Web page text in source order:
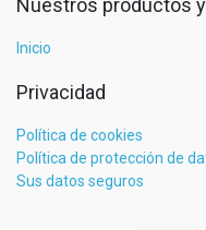
Nuestros productos
Inicio
Privacidad
Política de cookies
Política de protección de
Sus datos seguros